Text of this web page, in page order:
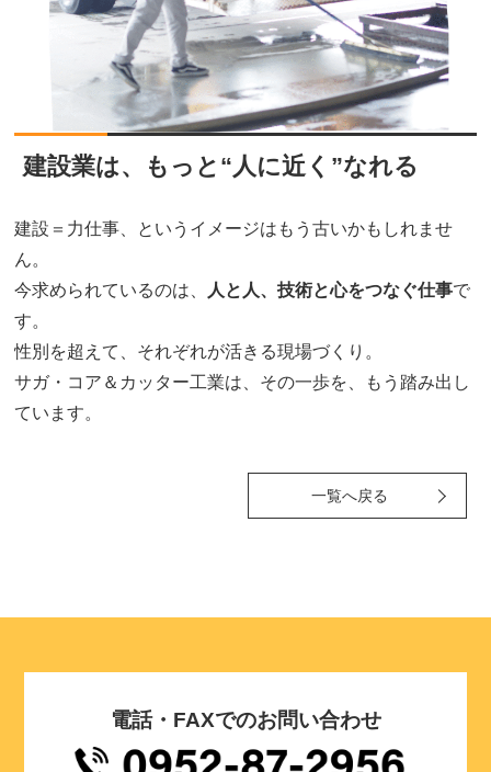
建設業は、もっと“人に近く”なれる
建設＝力仕事、というイメージはもう古いかもしれませ
ん。
今求められているのは、
人と人、技術と心をつなぐ仕事で
す。
性別を超えて、それぞれが活きる現場づくり。
サガ・コア＆カッター工業は、その一歩を、もう踏み出し
ています。
一覧へ戻る
電話・FAXでのお問い合わせ